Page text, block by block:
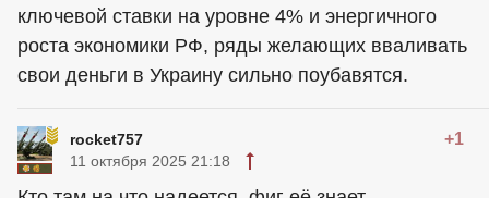
ключевой ставки на уровне 4% и энергичного
роста экономики РФ, ряды желающих вваливать
свои деньги в Украину сильно поубавятся.
rocket757 +1
11 октября 2025 21:18